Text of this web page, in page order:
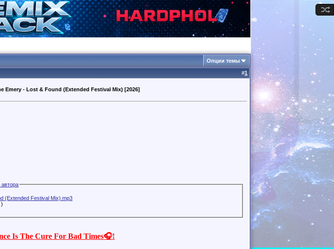
Опции темы
#1
Emery - Lost & Found (Extended Festival Mix) [2026]
автора
(Extended Festival Mix).mp3
, Слушали: 22 )
Is The Cure For Bad Times🎧!